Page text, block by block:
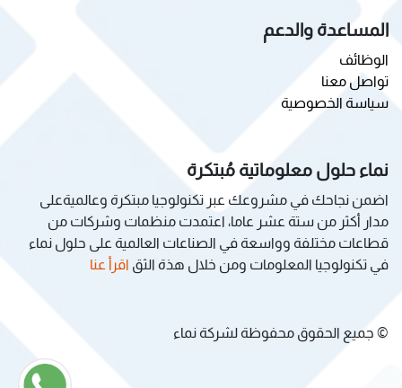
المساعدة والدعم
الوظائف
تواصل معنا
سياسة الخصوصية
نماء حلول معلوماتية مُبتكرة
اضمن نجاحك في مشروعك عبر تكنولوجيا مبتكرة وعالميةعلى
مدار أكثر من ستة عشر عاما، اعتمدت منظمات وشركات من
قطاعات مختلفة وواسعة في الصناعات العالمية على حلول نماء
في تكنولوجيا المعلومات ومن خلال هذة الثق اقرأ عنا
© جميع الحقوق محفوظة لشركة نماء